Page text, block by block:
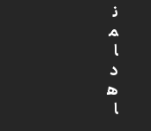
ن
م
ا
د
ه
ا